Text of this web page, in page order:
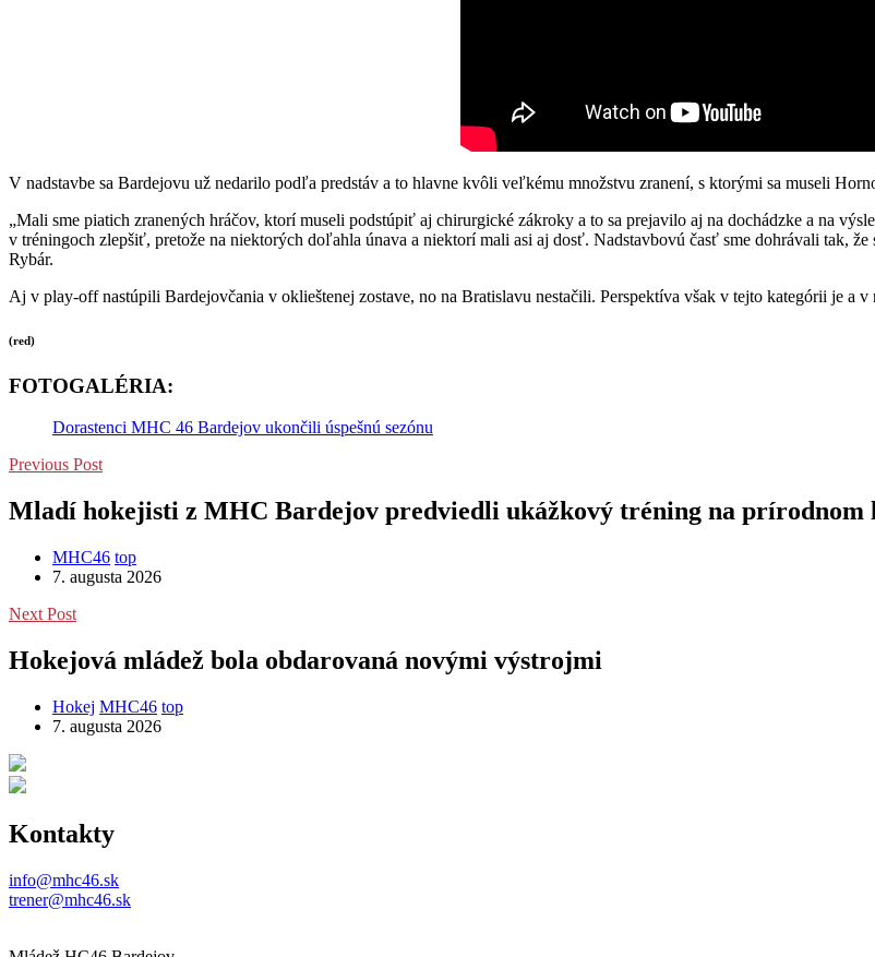
V nadstavbe sa Bardejovu už nedarilo podľa predstáv a to hlavne kvôli veľkému množstvu zranení, s ktorými sa museli
„Mali sme piatich zranených hráčov, ktorí museli podstúpiť aj chirurgické zákroky a to sa prejavilo aj na dochádzke a na
v tréningoch zlepšiť, pretože na niektorých doľahla únava a niektorí mali asi aj dosť. Nadstavbovú časť sme dohrávali tak,
Rybár.
Aj v play-off nastúpili Bardejovčania v oklieštenej zostave, no na Bratislavu nestačili. Perspektíva však v tejto kategórii je a
(red)
FOTOGALÉRIA:
Dorastenci MHC 46 Bardejov ukončili úspešnú sezónu
Previous Post
Mladí hokejisti z MHC Bardejov predviedli ukážkový tréning na prírodnom
MHC46 top
7. augusta 2026
Next Post
Hokejová mládež bola obdarovaná novými výstrojmi
Hokej MHC46 top
7. augusta 2026
Kontakty
info@mhc46.sk
trener@mhc46.sk